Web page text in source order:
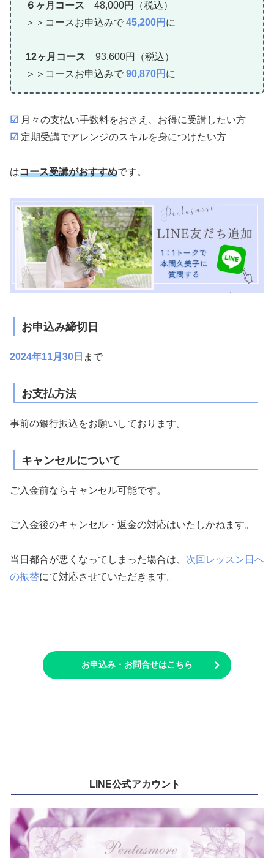
６ヶ月コース 48,000円（税込）
＞＞コースお申込みで 45,200円 に
12ヶ月コース 93,600円（税込）
＞＞コースお申込みで 90,870円 に
☑ 月々の支払い手数料をおさえ、お得に受講したい方
☑ 定期受講でアレンジのスキルを身につけたい方
はコース受講がおすすめです。
お申込み締切日
2024年11月30日 まで
お支払方法
事前の銀行振込をお願いしております。
キャンセルについて
ご入金前ならキャンセル可能です。
ご入金後のキャンセル・返金の対応はいたしかねます。
当日都合が悪くなってしまった場合は、 次回レッスン日へ
の振替にて対応させていただきます。
お申込み・お問合せはこちら
LINE公式アカウント